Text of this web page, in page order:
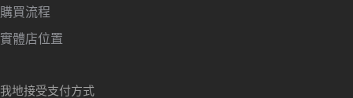
購買流程
實體店位置
我地接受支付方式